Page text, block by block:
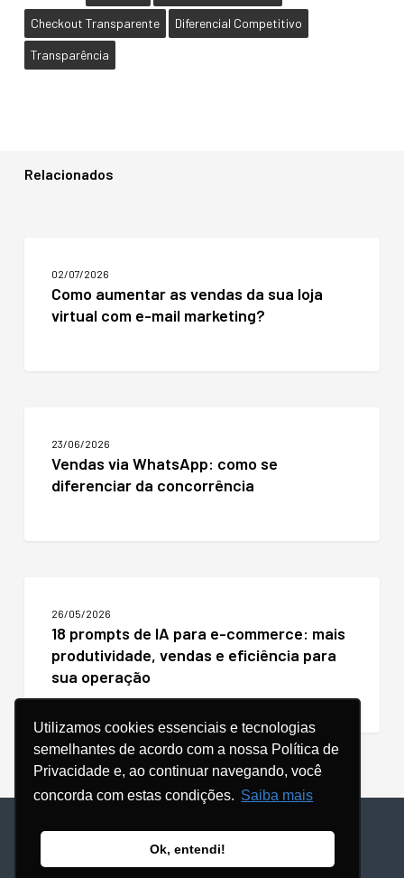
Utilizamos cookies essenciais e tecnologias
semelhantes de acordo com a nossa Política de
Privacidade e, ao continuar navegando, você
concorda com estas condições. Saiba mais
Ok, entendi!
Checkout Transparente Diferencial Competitivo
Transparência
Relacionados
vendas
marketing?
02/07/2026
Como aumentar as vendas da sua loja
virtual com e-mail marketing?
WhatsApp:
como
23/06/2026
Vendas via WhatsApp: como se
diferenciar da concorrência
para
commerce:
produtividade,
vendas
para
operação
26/05/2026
18 prompts de IA para e-commerce: mais
produtividade, vendas e eficiência para
sua operação
© Copyright - 2024 |POLÍTICA DE PRIVACIDADE
facebooklinkedinyoutubeinstagram